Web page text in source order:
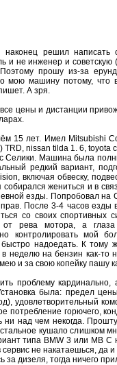
решил написать
и не инженер и
прошу из-за
мою машину потому, что
А зря.
цены и дистанции
15 лет. Имел Mitsubishi
TRD, nissan tilda 1. 6, toyota
Селики. Машина была
редкий вариант,
включая обвеску,
собирался жениться и в
езды. Попробовал на
После 3-4 часов езды
со своих спортивных
от рева мотора, а
контролировать мой
надоедать. К тому
неделю на бензин как-то
и за свою копейку пашу
проблему
была: предел
удовлетворительный
потребление горючего,
ни над чем некогда.
кушало слишком
типа BMW 3 или MB
не накатаешься, да
за дизеля, тогда ничего